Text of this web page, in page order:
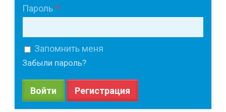
Пароль
Запомнить меня
Забыли пароль?
Войти Регистрация